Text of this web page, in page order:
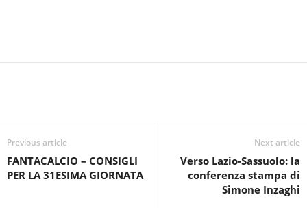
Previous article
FANTACALCIO – CONSIGLI
PER LA 31ESIMA GIORNATA
Next article
Verso Lazio-Sassuolo: la
conferenza stampa di
Simone Inzaghi